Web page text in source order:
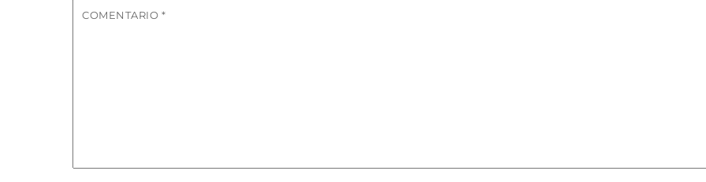
COMENTARIO *